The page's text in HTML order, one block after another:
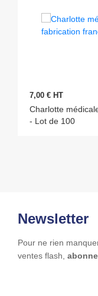
7,00 € HT
Charlotte
- Lot de 100
Newsletter
Pour ne rien
ventes flash,